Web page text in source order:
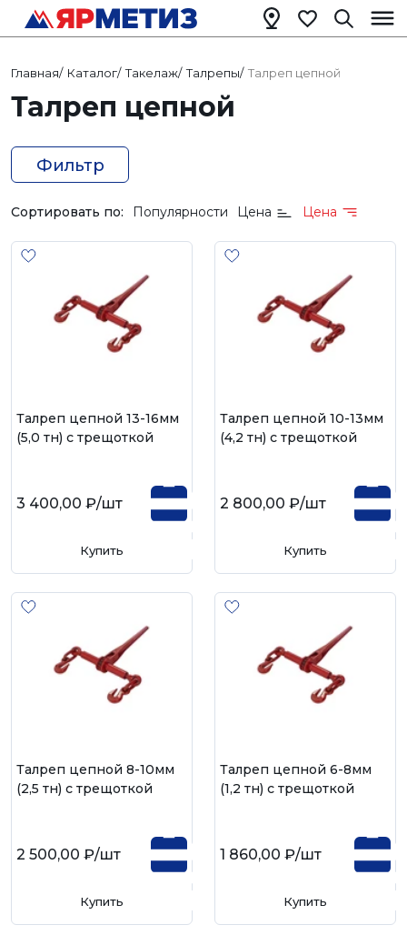
Главная/ Каталог/ Такелаж/ Талрепы/ Талреп цепной
Талреп цепной
Фильтр
Сортировать по: Популярности Цена Цена
Талреп цепной 13-16мм
(5,0 тн) с трещоткой
3 400,00 ₽/шт
Купить
Талреп цепной 10-13мм
(4,2 тн) с трещоткой
2 800,00 ₽/шт
Купить
Талреп цепной 8-10мм
(2,5 тн) с трещоткой
2 500,00 ₽/шт
Купить
Талреп цепной 6-8мм
(1,2 тн) с трещоткой
1 860,00 ₽/шт
Купить